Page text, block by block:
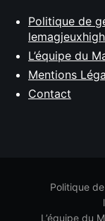
Politique de
L’équipe du
Mentions
Contact
Politique
L’équipe du